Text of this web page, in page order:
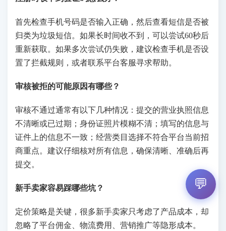
首先检查手机号码是否输入正确，然后查看短信是否被
归类为垃圾短信。如果长时间收不到，可以尝试60秒后
重新获取。如果多次尝试仍失败，建议检查手机是否设
置了拦截规则，或者联系平台客服寻求帮助。
审核被拒的可能原因有哪些？
审核不通过通常有以下几种情况：提交的营业执照信息
不清晰或已过期；身份证照片模糊不清；填写的信息与
证件上的信息不一致；经营类目选择不符合平台当前招
商重点。建议仔细核对所有信息，确保清晰、准确后再
提交。
新手卖家容易踩哪些坑？
定价策略是关键，很多新手卖家只考虑了产品成本，却
忽略了平台佣金、物流费用、营销推广等隐形成本。
💬